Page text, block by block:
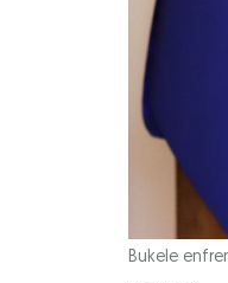
Bukele